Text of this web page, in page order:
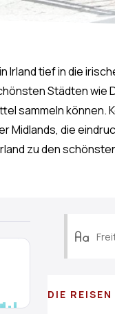
in Irland tief in die
Städten wie
sammeln können.
Midlands, die
zu den
DIE